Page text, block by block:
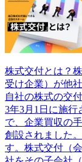
株式交付とは？
受け企業）が他
自社の株式の交
3年3月1日に施行
で、企業買収の
創設されました
す。株式交付（